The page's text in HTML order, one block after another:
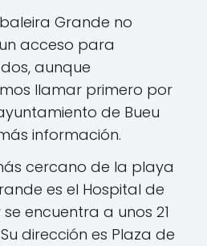
Grande no
acceso para
aunque
llamar primero por
de Bueu
información.
cercano de la playa
es el Hospital de
encuentra a unos 21
dirección es Plaza de